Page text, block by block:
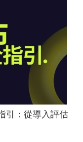
引：從導入評估